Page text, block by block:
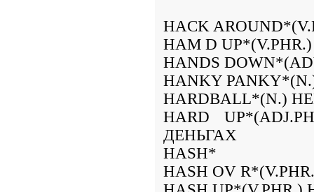
HACK
HAM D
HANDS
HANKY
HARDBALL*(N.)
HARD
ДЕНЬГАХ
HASH*
HASH OV